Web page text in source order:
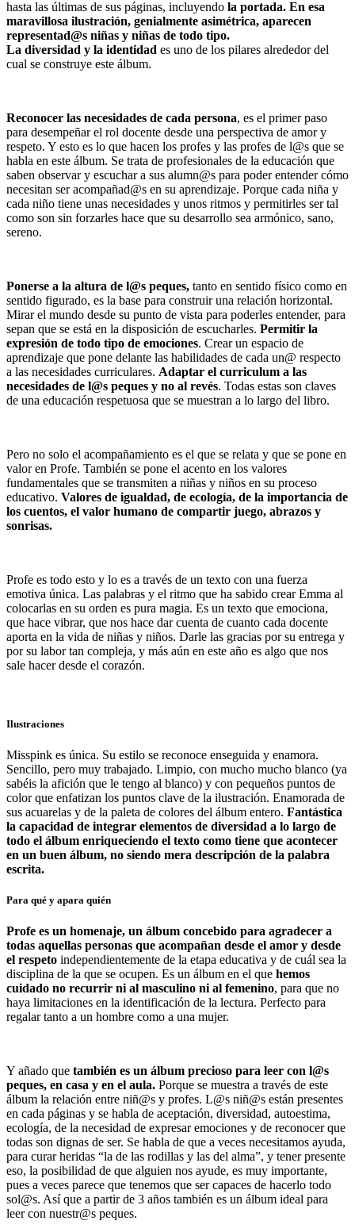
hasta las últimas de sus páginas, incluyendo la portada. En esa
maravillosa ilustración, genialmente asimétrica, aparecen
representad@s niñas y niñas de todo tipo.
La diversidad y la identidad es uno de los pilares alrededor del
cual se construye este álbum.
Reconocer las necesidades de cada persona, es el primer paso
para desempeñar el rol docente desde una perspectiva de amor y
respeto. Y esto es lo que hacen los profes y las profes de l@s que se
habla en este álbum. Se trata de profesionales de la educación que
saben observar y escuchar a sus alumn@s para poder entender cómo
necesitan ser acompañad@s en su aprendizaje. Porque cada niña y
cada niño tiene unas necesidades y unos ritmos y permitirles ser tal
como son sin forzarles hace que su desarrollo sea armónico, sano,
sereno.
Ponerse a la altura de l@s peques, tanto en sentido físico como en
sentido figurado, es la base para construir una relación horizontal.
Mirar el mundo desde su punto de vista para poderles entender, para
sepan que se está en la disposición de escucharles. Permitir la
expresión de todo tipo de emociones. Crear un espacio de
aprendizaje que pone delante las habilidades de cada un@ respecto
a las necesidades curriculares. Adaptar el curriculum a las
necesidades de l@s peques y no al revés. Todas estas son claves
de una educación respetuosa que se muestran a lo largo del libro.
Pero no solo el acompañamiento es el que se relata y que se pone en
valor en Profe. También se pone el acento en los valores
fundamentales que se transmiten a niñas y niños en su proceso
educativo. Valores de igualdad, de ecología, de la importancia de
los cuentos, el valor humano de compartir juego, abrazos y
sonrisas.
Profe es todo esto y lo es a través de un texto con una fuerza
emotiva única. Las palabras y el ritmo que ha sabido crear Emma al
colocarlas en su orden es pura magia. Es un texto que emociona,
que hace vibrar, que nos hace dar cuenta de cuanto cada docente
aporta en la vida de niñas y niños. Darle las gracias por su entrega y
por su labor tan compleja, y más aún en este año es algo que nos
sale hacer desde el corazón.
Ilustraciones
Misspink es única. Su estilo se reconoce enseguida y enamora.
Sencillo, pero muy trabajado. Limpio, con mucho mucho blanco (ya
sabéis la afición que le tengo al blanco) y con pequeños puntos de
color que enfatizan los puntos clave de la ilustración. Enamorada de
sus acuarelas y de la paleta de colores del álbum entero. Fantástica
la capacidad de integrar elementos de diversidad a lo largo de
todo el álbum enriqueciendo el texto como tiene que acontecer
en un buen álbum, no siendo mera descripción de la palabra
escrita.
Para qué y apara quién
Profe es un homenaje, un álbum concebido para agradecer a
todas aquellas personas que acompañan desde el amor y desde
el respeto independientemente de la etapa educativa y de cuál sea la
disciplina de la que se ocupen. Es un álbum en el que hemos
cuidado no recurrir ni al masculino ni al femenino, para que no
haya limitaciones en la identificación de la lectura. Perfecto para
regalar tanto a un hombre como a una mujer.
Y añado que también es un álbum precioso para leer con l@s
peques, en casa y en el aula. Porque se muestra a través de este
álbum la relación entre niñ@s y profes. L@s niñ@s están presentes
en cada páginas y se habla de aceptación, diversidad, autoestima,
ecología, de la necesidad de expresar emociones y de reconocer que
todas son dignas de ser. Se habla de que a veces necesitamos ayuda,
para curar heridas “la de las rodillas y las del alma”, y tener presente
eso, la posibilidad de que alguien nos ayude, es muy importante,
pues a veces parece que tenemos que ser capaces de hacerlo todo
sol@s. Así que a partir de 3 años también es un álbum ideal para
leer con nuestr@s peques.